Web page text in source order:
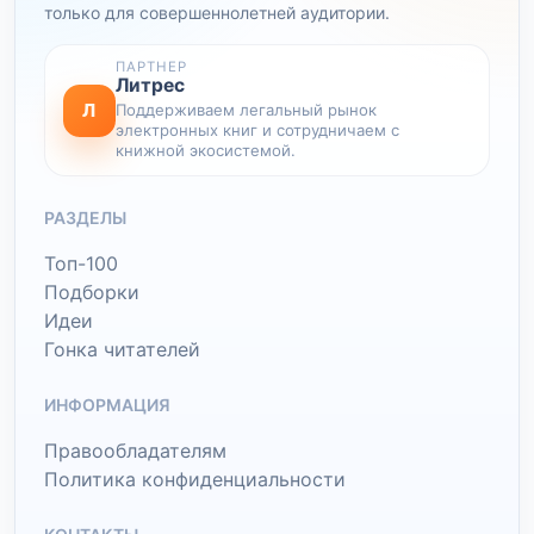
только для совершеннолетней аудитории.
Л
ПАРТНЕР
Литрес
Поддерживаем легальный рынок
электронных книг и сотрудничаем с
книжной экосистемой.
РАЗДЕЛЫ
Топ-100
Подборки
Идеи
Гонка читателей
ИНФОРМАЦИЯ
Правообладателям
Политика конфиденциальности